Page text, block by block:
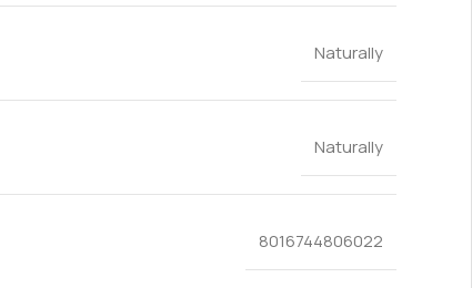
Naturally
Naturally
8016744806022